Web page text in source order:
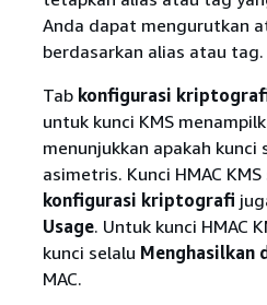
Anda dapat mengurutkan
berdasarkan alias atau tag.
Tab konfigurasi
untuk kunci KMS
menunjukkan apakah kunci
asimetris. Kunci HMAC
konfigurasi kriptografi
Usage. Untuk kunci HMAC
kunci selalu Menghasilkan
MAC.